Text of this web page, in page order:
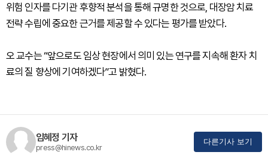
위험 인자를 다기관 후향적 분석을 통해 규명한 것으로, 대장암 치료
전략 수립에 중요한 근거를 제공할 수 있다는 평가를 받았다.
오 교수는 “앞으로도 임상 현장에서 의미 있는 연구를 지속해 환자 치
료의 질 향상에 기여하겠다”고 밝혔다.
임혜정 기자
press@hinews.co.kr
다른기사 보기